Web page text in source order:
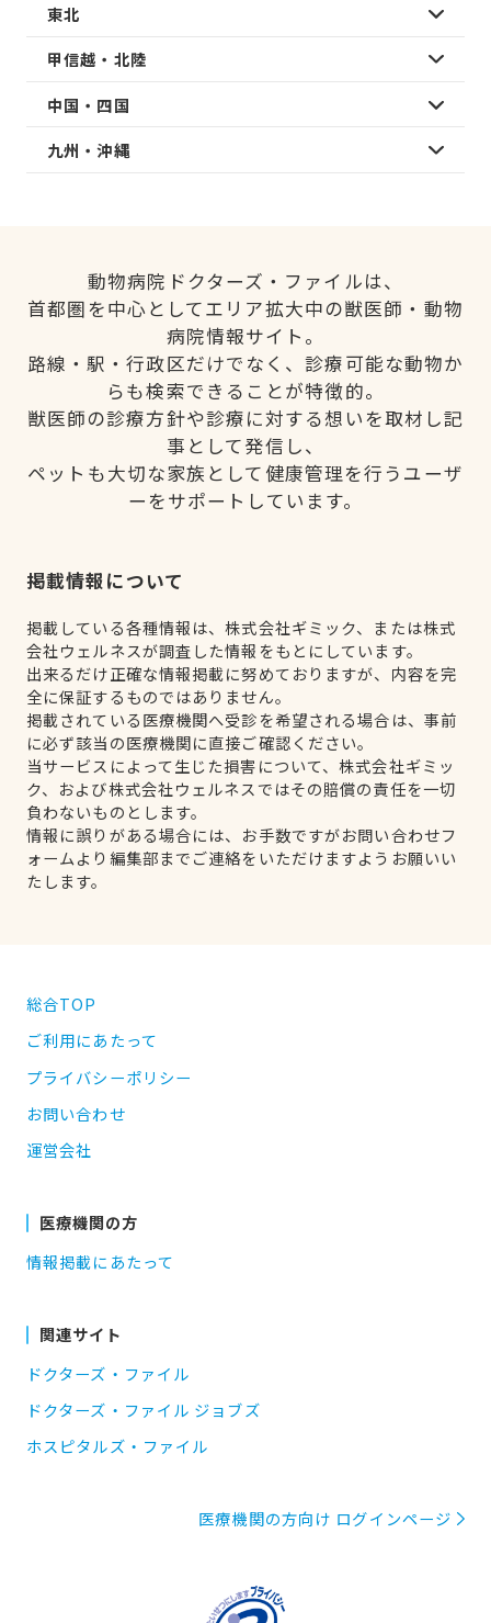
東北
甲信越・北陸
中国・四国
九州・沖縄
動物病院ドクターズ・ファイルは、
首都圏を中心としてエリア拡大中の獣医師・動物
病院情報サイト。
路線・駅・行政区だけでなく、診療可能な動物か
らも検索できることが特徴的。
獣医師の診療方針や診療に対する想いを取材し記
事として発信し、
ペットも大切な家族として健康管理を行うユーザ
ーをサポートしています。
掲載情報について
掲載している各種情報は、株式会社ギミック、または株式
会社ウェルネスが調査した情報をもとにしています。
出来るだけ正確な情報掲載に努めておりますが、内容を完
全に保証するものではありません。
掲載されている医療機関へ受診を希望される場合は、事前
に必ず該当の医療機関に直接ご確認ください。
当サービスによって生じた損害について、株式会社ギミッ
ク、および株式会社ウェルネスではその賠償の責任を一切
負わないものとします。
情報に誤りがある場合には、お手数ですがお問い合わせフ
ォームより編集部までご連絡をいただけますようお願いい
たします。
総合TOP
ご利用にあたって
プライバシーポリシー
お問い合わせ
運営会社
医療機関の方
情報掲載にあたって
関連サイト
ドクターズ・ファイル
ドクターズ・ファイル ジョブズ
ホスピタルズ・ファイル
医療機関の方向け ログインページ